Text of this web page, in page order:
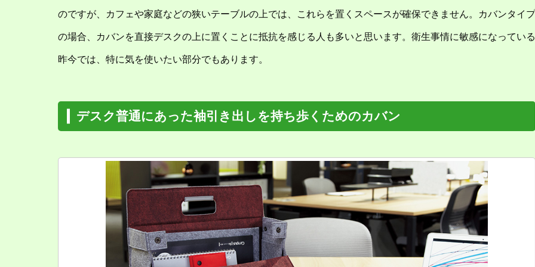
のですが、カフェや家庭などの狭いテーブルの上では、これらを置くスペースが確保できません。カバンタイプ
の場合、カバンを直接デスクの上に置くことに抵抗を感じる人も多いと思います。衛生事情に敏感になっている
昨今では、特に気を使いたい部分でもあります。
デスク普通にあった袖引き出しを持ち歩くためのカバン